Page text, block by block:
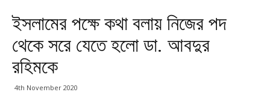
ইসলামের পক্ষে কথা বলায় নিজের পদ
থেকে সরে যেতে হলো ডা. আবদুর
রহিমকে
4th November 2020